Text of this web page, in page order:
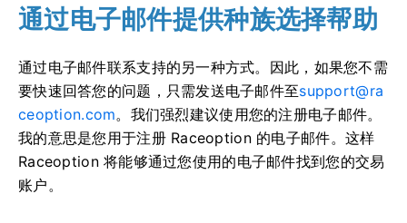
通过电子邮件提供种族选择帮助
通过电子邮件联系支持的另一种方式。 因此，如果您不需
要快速回答您的问题，只需发送电子邮件至support@ra
ceoption.com。 我们强烈建议使用您的注册电子邮件。
我的意思是您用于注册 Raceoption 的电子邮件。 这样
Raceoption 将能够通过您使用的电子邮件找到您的交易
账户。